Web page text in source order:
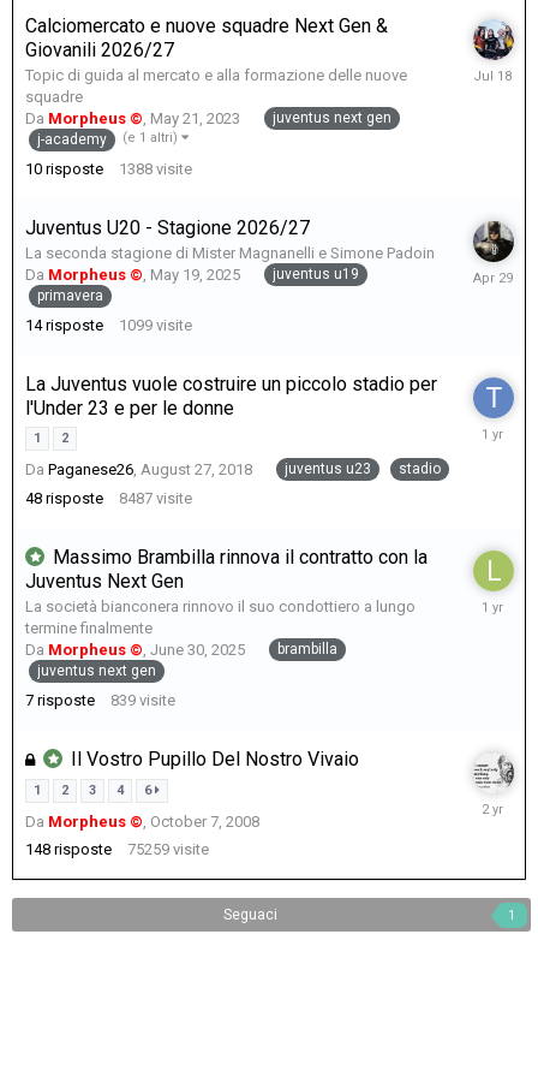
Calciomercato e nuove squadre Next Gen &
Giovanili 2026/27
Topic di guida al mercato e alla formazione delle nuove
squadre
Da Morpheus ©, May 21, 2023
juventus next gen
j-academy
(e 1 altri)
10 risposte 1388 visite
July
Juventus U20 - Stagione 2026/27
La seconda stagione di Mister Magnanelli e Simone Padoin
Da Morpheus ©, May 19, 2025
juventus u19
primavera
14 risposte 1099 visite
April
La Juventus vuole costruire un piccolo stadio per
l'Under 23 e per le donne
1 2
Da Paganese26, August 27, 2018 juventus u23 stadio
48 risposte 8487 visite
July
Massimo Brambilla rinnova il contratto con la
Juventus Next Gen
La società bianconera rinnovo il suo condottiero a lungo
termine finalmente
Da Morpheus © June 30, 2025
brambilla
juventus next gen
7 risposte 839 visite
July
Il Vostro Pupillo Del Nostro Vivaio
1 2 3 4 6
Da Morpheus ©, October 7, 2008
148 risposte 75259 visite
Seguaci 1